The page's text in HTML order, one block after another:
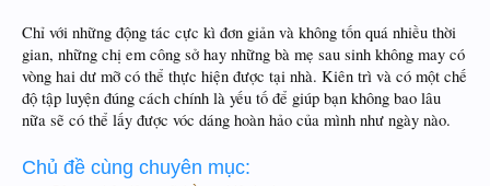
Chỉ với những động tác cực kì đơn giản và không tốn quá nhiều thời
gian, những chị em công sở hay những bà mẹ sau sinh không may có
vòng hai dư mỡ có thể thực hiện được tại nhà. Kiên trì và có một chế
độ tập luyện đúng cách chính là yếu tố để giúp bạn không bao lâu
nữa sẽ có thể lấy được vóc dáng hoàn hảo của mình như ngày nào.
Chủ đề cùng chuyên mục: